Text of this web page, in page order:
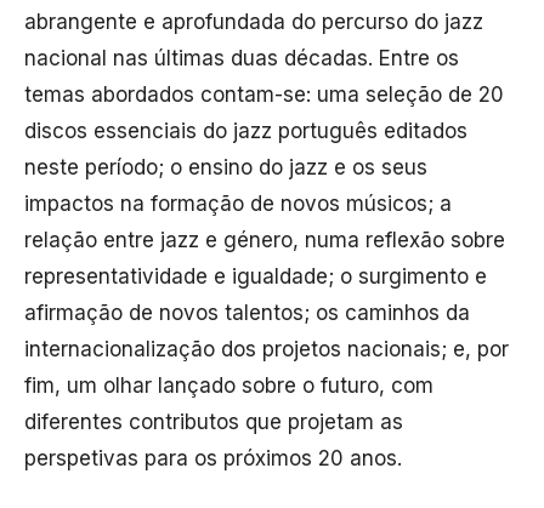
abrangente e aprofundada do percurso do jazz
nacional nas últimas duas décadas. Entre os
temas abordados contam-se: uma seleção de 20
discos essenciais do jazz português editados
neste período; o ensino do jazz e os seus
impactos na formação de novos músicos; a
relação entre jazz e género, numa reflexão sobre
representatividade e igualdade; o surgimento e
afirmação de novos talentos; os caminhos da
internacionalização dos projetos nacionais; e, por
fim, um olhar lançado sobre o futuro, com
diferentes contributos que projetam as
perspetivas para os próximos 20 anos.